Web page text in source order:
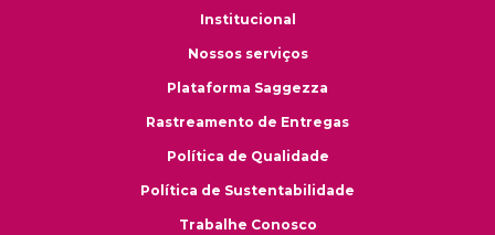
Institucional
Nossos serviços
Plataforma Saggezza
Rastreamento de Entregas
Política de Qualidade
Política de Sustentabilidade
Trabalhe Conosco